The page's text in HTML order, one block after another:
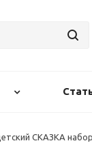
СКАЗКА